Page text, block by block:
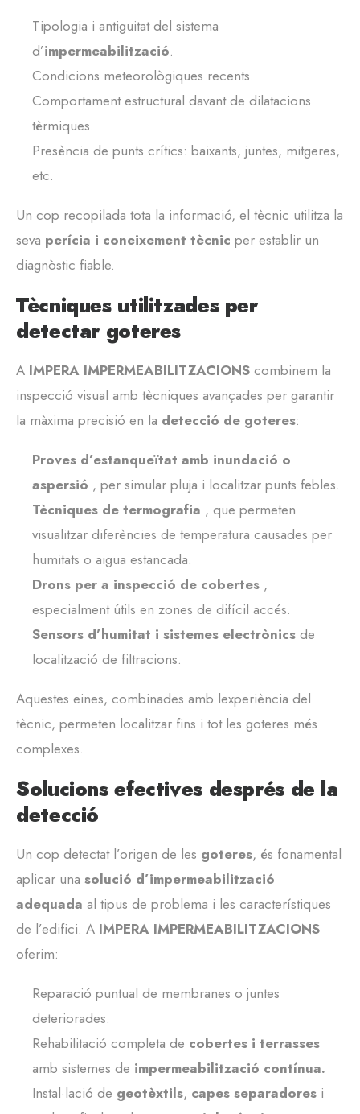
Tipologia i antiguitat del sistema
d’impermeabilització.
Condicions meteorològiques recents.
Comportament estructural davant de dilatacions
tèrmiques.
Presència de punts crítics: baixants, juntes, mitgeres,
etc.
Un cop recopilada tota la informació, el tècnic utilitza la
seva perícia i coneixement tècnic per establir un
diagnòstic fiable.
Tècniques utilitzades per
detectar goteres
A IMPERA IMPERMEABILITZACIONS combinem la
inspecció visual amb tècniques avançades per garantir
la màxima precisió en la detecció de goteres:
Proves d’estanqueïtat amb inundació o
aspersió , per simular pluja i localitzar punts febles.
Tècniques de termografia , que permeten
visualitzar diferències de temperatura causades per
humitats o aigua estancada.
Drons per a inspecció de cobertes ,
especialment útils en zones de difícil accés.
Sensors d’humitat i sistemes electrònics de
localització de filtracions.
Aquestes eines, combinades amb lexperiència del
tècnic, permeten localitzar fins i tot les goteres més
complexes.
Solucions efectives després de la
detecció
Un cop detectat l’origen de les goteres, és fonamental
aplicar una solució d’impermeabilització
adequada al tipus de problema i les característiques
de l’edifici. A IMPERA IMPERMEABILITZACIONS
oferim:
Reparació puntual de membranes o juntes
deteriorades.
Rehabilitació completa de cobertes i terrasses
amb sistemes de impermeabilització contínua.
Instal·lació de geotèxtils, capes separadores i